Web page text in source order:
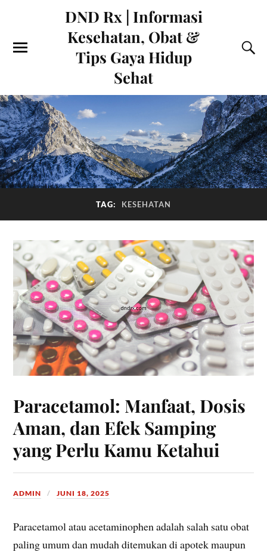
DND Rx | Informasi
Kesehatan, Obat &
Tips Gaya Hidup
Sehat
TAG: KESEHATAN
Paracetamol: Manfaat, Dosis
Aman, dan Efek Samping
yang Perlu Kamu Ketahui
ADMIN JUNI 18, 2025
Paracetamol atau acetaminophen adalah salah satu obat
paling umum dan mudah ditemukan di apotek maupun